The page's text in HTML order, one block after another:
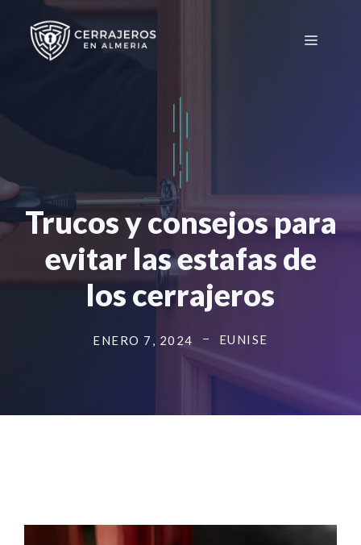
contenido
Menú
Trucos y consejos para
evitar las estafas de
los cerrajeros
ENERO 7, 2024 EUNISE